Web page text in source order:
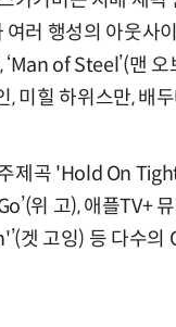
러 행성의 아웃사
of Steel’(맨
미힐 하위스만, 배
제곡 'Hold On
위 고), 애플TV+
겟 고잉) 등 다수의